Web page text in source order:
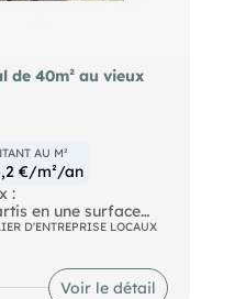
de 40m² au vieux
AU M²
€/m²/an
:
en une surface
et le reste en atelier
D'ENTREPRISE LOCAUX
Voir le détail